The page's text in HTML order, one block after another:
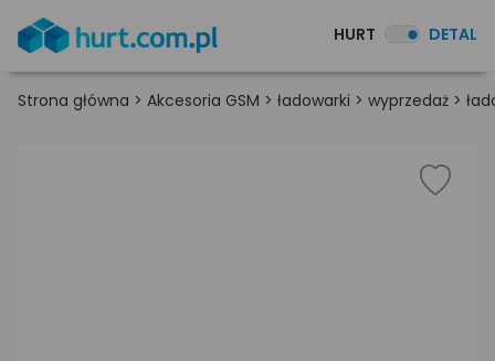
HURT DETAL
Strona główna > Akcesoria GSM > ładowarki > wyprzedaż >